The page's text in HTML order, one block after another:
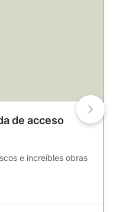
de acceso
e increíbles obras